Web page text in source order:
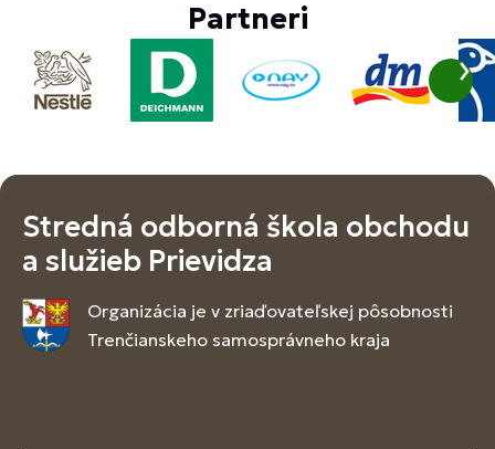
Partneri
Stredná odborná škola obchodu
a služieb Prievidza
Organizácia je v zriaďovateľskej pôsobnosti
Trenčianskeho samosprávneho kraja